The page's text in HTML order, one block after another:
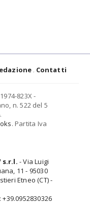
Contatti
823X -
n. 522 del 5
. Partita Iva
s.r.l. - Via Luigi
11 - 95030
Etneo (CT) -